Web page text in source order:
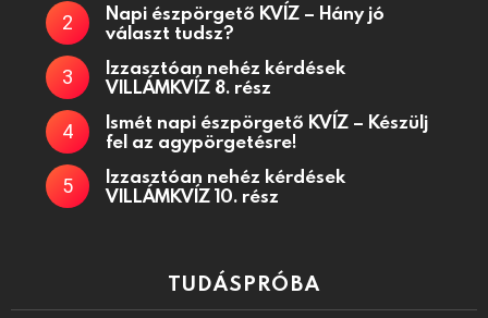
Napi észpörgető KVÍZ – Hány jó
választ tudsz?
Izzasztóan nehéz kérdések
VILLÁMKVÍZ 8. rész
Ismét napi észpörgető KVÍZ – Készülj
fel az agypörgetésre!
Izzasztóan nehéz kérdések
VILLÁMKVÍZ 10. rész
TUDÁSPRÓBA